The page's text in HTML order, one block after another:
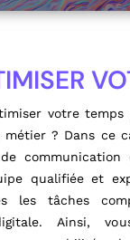
votre
? Dans ce
qualifiée et
les tâches
Ainsi,